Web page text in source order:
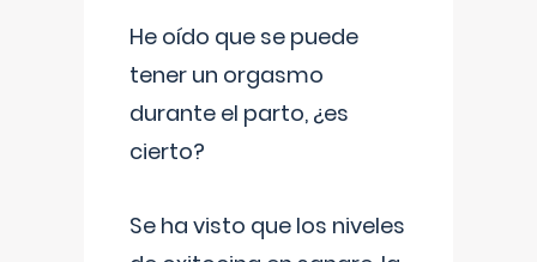
He oído que se puede
tener un orgasmo
durante el parto, ¿es
cierto?
Se ha visto que los niveles